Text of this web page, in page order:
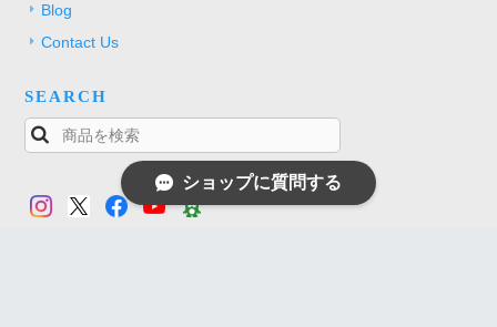
Blog
Contact Us
SEARCH
ショップに質問する